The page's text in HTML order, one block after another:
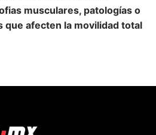
musculares, patologías o
que afecten la movilidad total